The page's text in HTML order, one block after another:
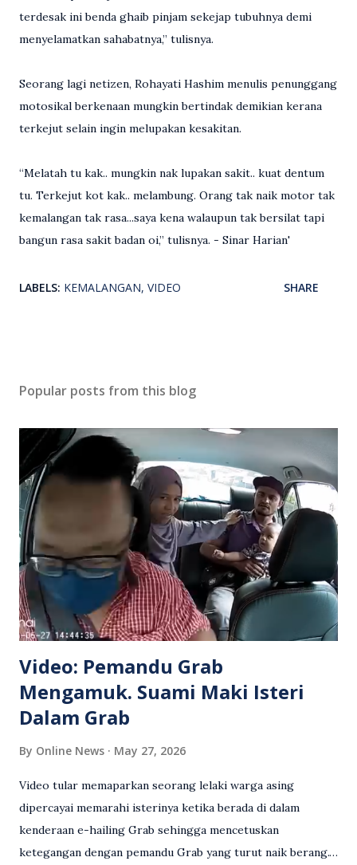
terdesak ini benda ghaib pinjam sekejap tubuhnya demi
menyelamatkan sahabatnya,” tulisnya.
Seorang lagi netizen, Rohayati Hashim menulis penunggang
motosikal berkenaan mungkin bertindak demikian kerana
terkejut selain ingin melupakan kesakitan.
“Melatah tu kak.. mungkin nak lupakan sakit.. kuat dentum
tu. Terkejut kot kak.. melambung. Orang tak naik motor tak
kemalangan tak rasa...saya kena walaupun tak bersilat tapi
bangun rasa sakit badan oi,” tulisnya. - Sinar Harian'
LABELS: KEMALANGAN VIDEO SHARE
Popular posts from this blog
Video: Pemandu Grab
Mengamuk. Suami Maki Isteri
Dalam Grab
By Online News May 27, 2026
Video tular memaparkan seorang lelaki warga asing
dipercayai memarahi isterinya ketika berada di dalam
kenderaan e-hailing Grab sehingga mencetuskan
ketegangan dengan pemandu Grab yang turut naik berang.